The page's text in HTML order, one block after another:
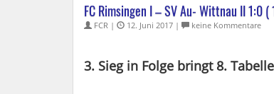
FC Rimsingen I – SV Au- Wittnau II 1:0 (
FCR | 12. Juni 2017 | keine Kommentare
3. Sieg in Folge bringt 8.